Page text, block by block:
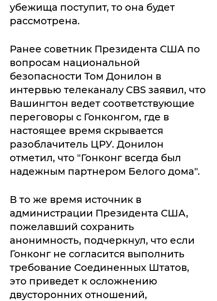
убежища поступит, то она будет
рассмотрена.
Ранее советник Президента США по
вопросам национальной
безопасности Том Донилон в
интервью телеканалу CBS заявил, что
Вашингтон ведет соответствующие
переговоры с Гонконгом, где в
настоящее время скрывается
разоблачитель ЦРУ. Донилон
отметил, что "Гонконг всегда был
надежным партнером Белого дома".
В то же время источник в
администрации Президента США,
пожелавший сохранить
анонимность, подчеркнул, что если
Гонконг не согласится выполнить
требование Соединенных Штатов,
это приведет к осложнению
двусторонних отношений,